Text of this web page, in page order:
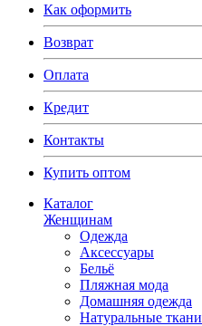
Как оформить
Возврат
Оплата
Кредит
Контакты
Купить оптом
Каталог
Женщинам
Одежда
Аксессуары
Бельё
Пляжная мода
Домашняя одежда
Натуральные ткани